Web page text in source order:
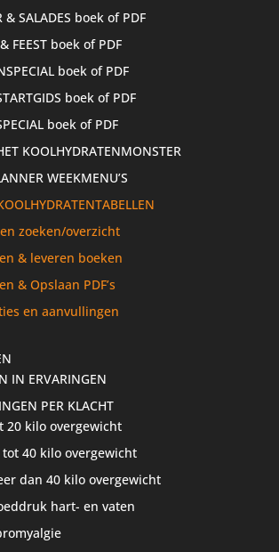
& SALADES boek of PDF
FEEST boek of PDF
boek of PDF
boek of PDF
boek of PDF
KOOLHYDRATENMONSTER
WEEKMENU’S
zoeken/overzicht
& leveren boeken
& Opslaan PDF’s
en aanvullingen
IN ERVARINGEN
PER KLACHT
20 kilo overgewicht
tot 40 kilo overgewicht
dan 40 kilo overgewicht
hart- en vaten